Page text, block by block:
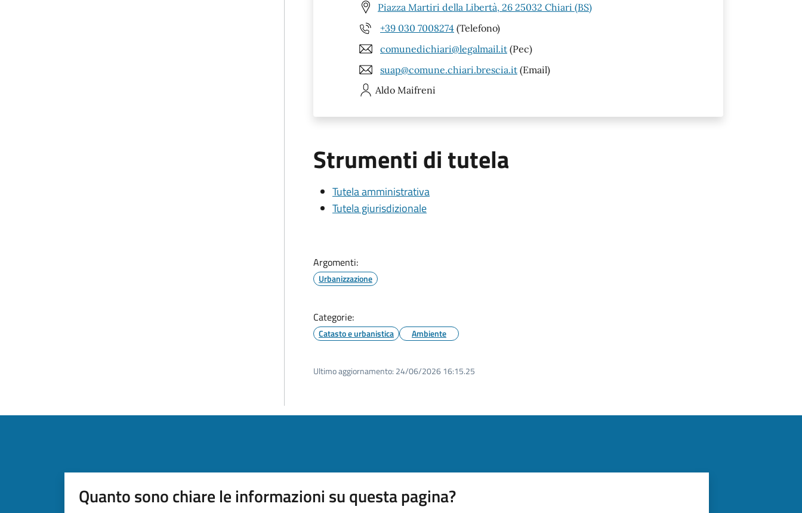
Piazza Martiri della Libertà, 26 25032 Chiari (BS)
+39 030 7008274 (Telefono)
comunedichiari@legalmail.it (Pec)
suap@comune.chiari.brescia.it (Email)
Aldo Maifreni
Strumenti di tutela
Tutela amministrativa
Tutela giurisdizionale
Argomenti:
Urbanizzazione
Categorie:
Catasto e urbanistica Ambiente
Ultimo aggiornamento: 24/06/2026 16:15.25
Quanto sono chiare le informazioni su questa pagina?